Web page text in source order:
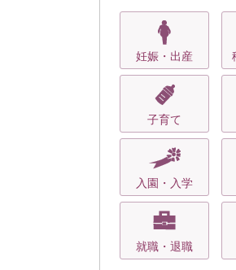
妊娠・出産
子育て
入園・入学
就職・退職